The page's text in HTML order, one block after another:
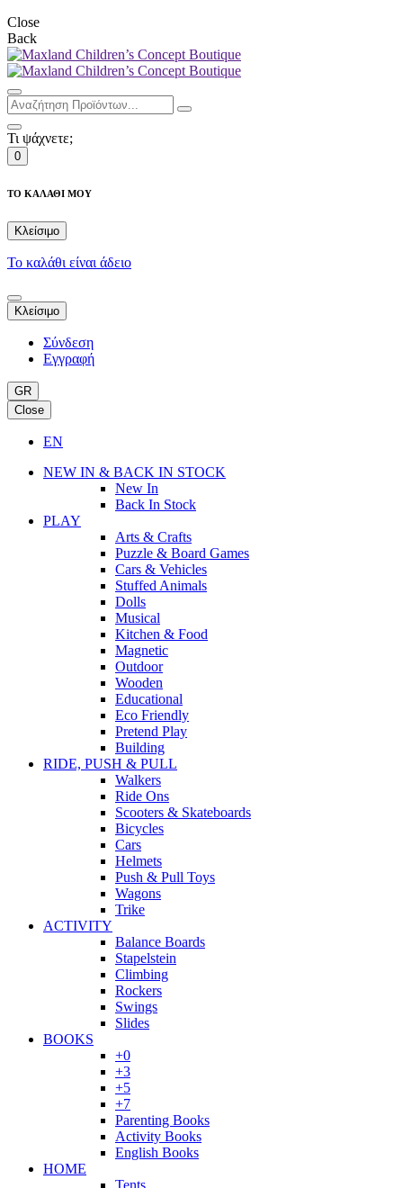
Close
Back
Τι ψάχνετε;
0
ΤΟ ΚΑΛΑΘΙ ΜΟΥ
Κλείσιμο
Το καλάθι είναι άδειο
Κλείσιμο
Σύνδεση
Εγγραφή
GR
Close
EN
NEW IN & BACK IN STOCK
New In
Back In Stock
PLAY
Arts & Crafts
Puzzle & Board Games
Cars & Vehicles
Stuffed Animals
Dolls
Musical
Kitchen & Food
Magnetic
Outdoor
Wooden
Educational
Eco Friendly
Pretend Play
Building
RIDE, PUSH & PULL
Walkers
Ride Ons
Scooters & Skateboards
Bicycles
Cars
Helmets
Push & Pull Toys
Wagons
Trike
ACTIVITY
Balance Boards
Stapelstein
Climbing
Rockers
Swings
Slides
BOOKS
+0
+3
+5
+7
Parenting Books
Activity Books
English Books
HOME
Tents